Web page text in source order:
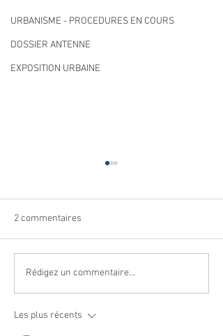
URBANISME - PROCEDURES EN COURS
DOSSIER ANTENNE
EXPOSITION URBAINE
Navettes estivales Envibus
2 commentaires
Rédigez un commentaire...
Les plus récents